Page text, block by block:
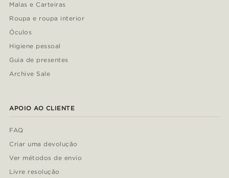
Malas e Carteiras
Roupa e roupa interior
Óculos
Higiene pessoal
Guia de presentes
Archive Sale
APOIO AO CLIENTE
FAQ
Criar uma devolução
Ver métodos de envio
Livre resolução